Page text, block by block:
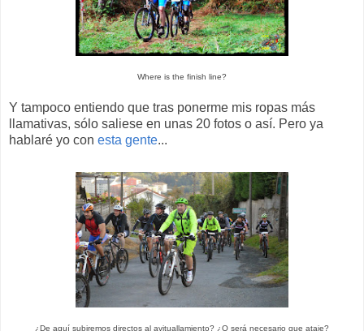
Where is the finish line?
Y tampoco entiendo que tras ponerme mis ropas más
llamativas, sólo saliese en unas 20 fotos o así. Pero ya
hablaré yo con esta gente...
¿De aquí subiremos directos al avituallamiento? ¿O será necesario que ataje?